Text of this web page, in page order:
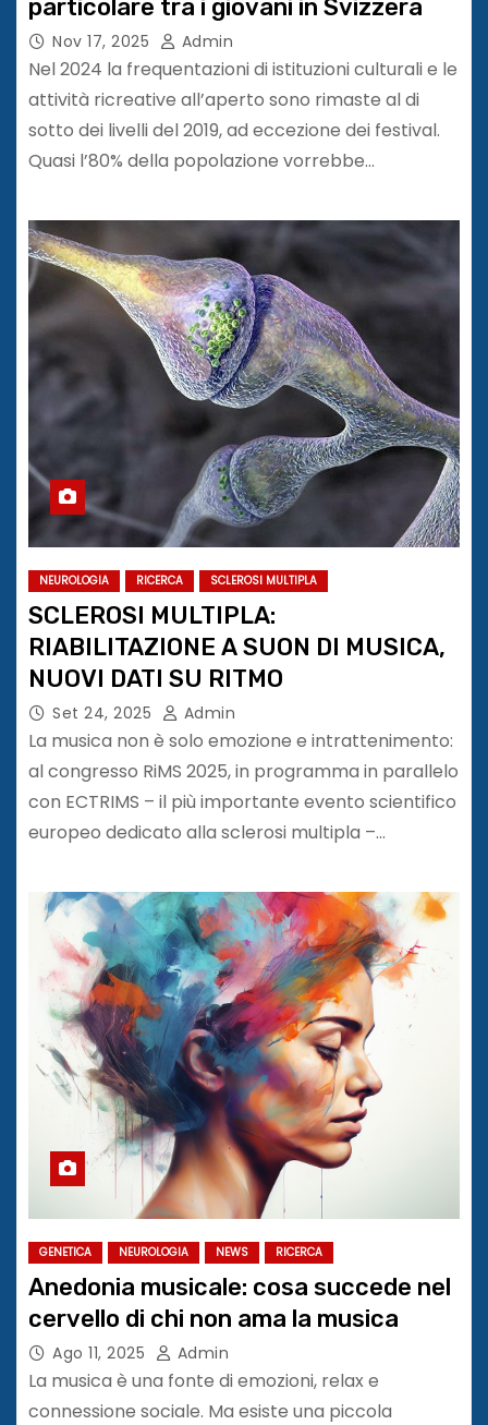
particolare tra i giovani in Svizzera
Nov 17, 2025 Admin
Nel 2024 la frequentazioni di istituzioni culturali e le
attività ricreative all’aperto sono rimaste al di
sotto dei livelli del 2019, ad eccezione dei festival.
Quasi l’80% della popolazione vorrebbe…
NEUROLOGIA RICERCA SCLEROSI MULTIPLA
SCLEROSI MULTIPLA:
RIABILITAZIONE A SUON DI MUSICA,
NUOVI DATI SU RITMO
Set 24, 2025 Admin
La musica non è solo emozione e intrattenimento:
al congresso RiMS 2025, in programma in parallelo
con ECTRIMS – il più importante evento scientifico
europeo dedicato alla sclerosi multipla –…
GENETICA NEUROLOGIA NEWS RICERCA
Anedonia musicale: cosa succede nel
cervello di chi non ama la musica
Ago 11, 2025 Admin
La musica è una fonte di emozioni, relax e
connessione sociale. Ma esiste una piccola